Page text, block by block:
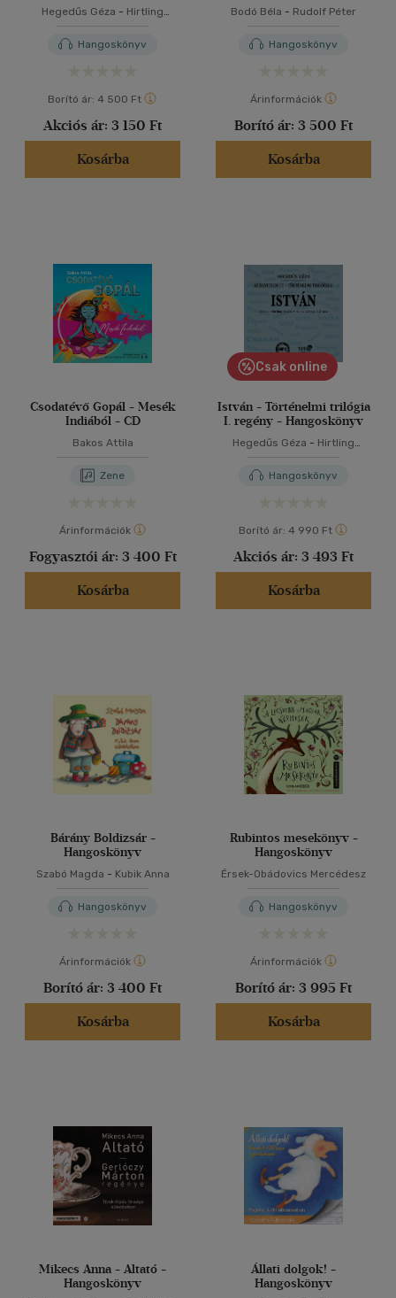
Hangoskönyv
Hegedűs Géza - Hirtling
Hangoskönyv
Borító ár: 4 500 Ft
Akciós ár: 3 150 Ft
Kosárba
Bodó Béla - Rudolf Péter
Hangoskönyv
Árinformációk
Borító ár: 3 500 Ft
Kosárba
Csodatévő Gopál - Mesék
Indiából - CD
Bakos Attila
Zene
Árinformációk
Fogyasztói ár: 3 400 Ft
Kosárba
Csak online
István - Történelmi trilógia
I. regény - Hangoskönyv
Hegedűs Géza - Hirtling
Hangoskönyv
Borító ár: 4 990 Ft
Akciós ár: 3 493 Ft
Kosárba
Bárány Boldizsár -
Hangoskönyv
Szabó Magda - Kubik Anna
Hangoskönyv
Árinformációk
Borító ár: 3 400 Ft
Kosárba
Rubintos mesekönyv -
Hangoskönyv
Érsek-Obádovics Mercédesz
Hangoskönyv
Árinformációk
Borító ár: 3 995 Ft
Kosárba
Mikecs Anna - Altató -
Hangoskönyv
Állati dolgok! -
Hangoskönyv